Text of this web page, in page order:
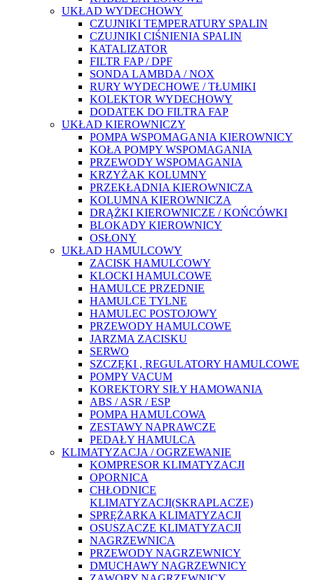
UKŁAD WYDECHOWY
CZUJNIKI TEMPERATURY SPALIN
CZUJNIKI CIŚNIENIA SPALIN
KATALIZATOR
FILTR FAP / DPF
SONDA LAMBDA / NOX
RURY WYDECHOWE / TŁUMIKI
KOLEKTOR WYDECHOWY
DODATEK DO FILTRA FAP
UKŁAD KIEROWNICZY
POMPA WSPOMAGANIA KIEROWNICY
KOŁA POMPY WSPOMAGANIA
PRZEWODY WSPOMAGANIA
KRZYŻAK KOLUMNY
PRZEKŁADNIA KIEROWNICZA
KOLUMNA KIEROWNICZA
DRĄŻKI KIEROWNICZE / KOŃCÓWKI
BLOKADY KIEROWNICY
OSŁONY
UKŁAD HAMULCOWY
ZACISK HAMULCOWY
KLOCKI HAMULCOWE
HAMULCE PRZEDNIE
HAMULCE TYLNE
HAMULEC POSTOJOWY
PRZEWODY HAMULCOWE
JARZMA ZACISKU
SERWO
SZCZĘKI , REGULATORY HAMULCOWE
POMPY VACUM
KOREKTORY SIŁY HAMOWANIA
ABS / ASR / ESP
POMPA HAMULCOWA
ZESTAWY NAPRAWCZE
PEDAŁY HAMULCA
KLIMATYZACJA / OGRZEWANIE
KOMPRESOR KLIMATYZACJI
OPORNICA
CHŁODNICE
KLIMATYZACJI(SKRAPLACZE)
SPRĘŻARKA KLIMATYZACJI
OSUSZACZE KLIMATYZACJI
NAGRZEWNICA
PRZEWODY NAGRZEWNICY
DMUCHAWY NAGRZEWNICY